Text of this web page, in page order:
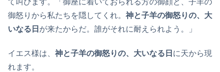
て叫びます。「御座に着いておられる方の御顔と、子羊の
御怒りから私たちを隠してくれ。 神と子羊の御怒りの、大
いなる日 が来たからだ。誰がそれに耐えられよう。」
イエス様は、 神と子羊の御怒りの、大いなる日 に天から現
れます。